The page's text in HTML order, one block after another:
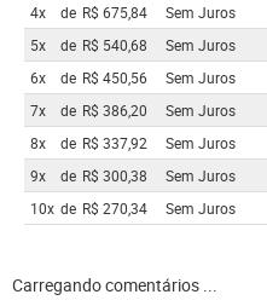
4x
de R$ 675,84 Sem Juros
5x
de R$ 540,68 Sem Juros
6x
de R$ 450,56 Sem Juros
7x
de R$ 386,20 Sem Juros
8x
de R$ 337,92 Sem Juros
9x
de R$ 300,38 Sem Juros
10x de R$ 270,34 Sem Juros
Carregando comentários ...